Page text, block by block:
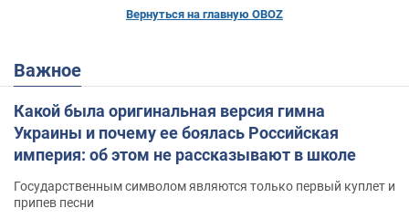
Вернуться на главную OBOZ
Важное
Какой была оригинальная версия гимна
Украины и почему ее боялась Российская
империя: об этом не рассказывают в школе
Государственным символом являются только первый куплет и
припев песни